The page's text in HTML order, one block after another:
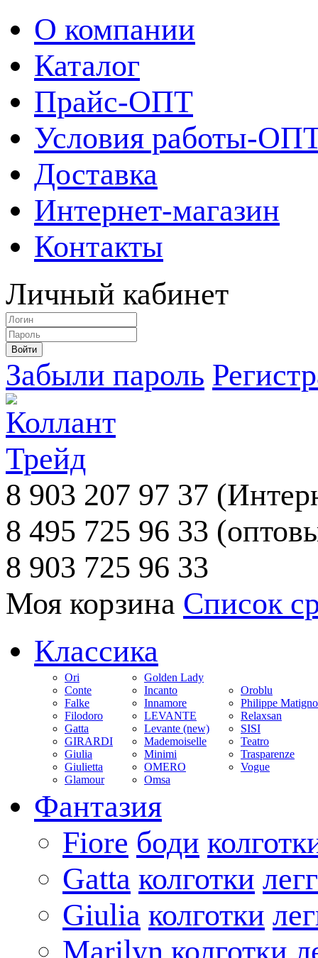
О компании
Каталог
Прайс-ОПТ
Условия работы-
Доставка
Интернет-магазин
Контакты
Личный кабинет
Забыли пароль
8 903 207 97 37
8 495 725 96 33
8 903 725 96 33
Моя корзина Список
Классика
Ori
Conte
Falke
Filodoro
Gatta
GIRARDI
Giulia
Giulietta
Glamour
Golden Lady
Incanto
Innamore
LEVANTE
Levante (new)
Mademoiselle
Minimi
OMERO
Omsa
Oroblu
Philippe
Relaxsan
SISI
Teatro
Trasparenze
Vogue
Фантазия
Fiore боди
Gatta колготки
Giulia колготки